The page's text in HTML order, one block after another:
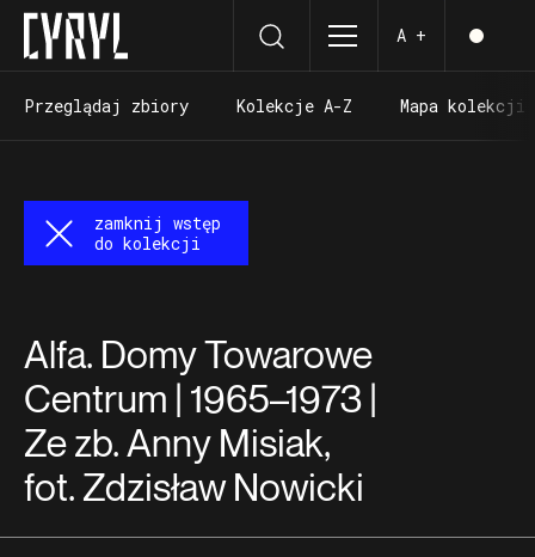
A +
Przeglądaj zbiory
Kolekcje A-Z
Mapa kolekcji
Mapa kolekcji
Alfa. Domy Towarowe
Centrum | 1965–1973 |
Ze zb. Anny Misiak,
fot. Zdzisław Nowicki
zamknij wstęp
do kolekcji